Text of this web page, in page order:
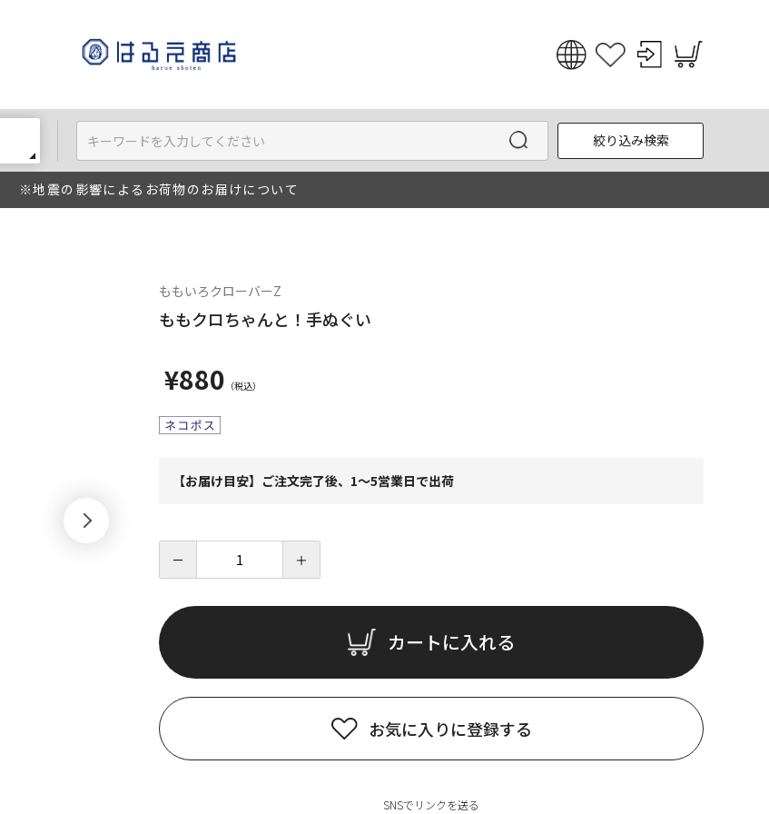
English
한국어
絞り込み検索
※地震の影響によるお荷物のお届けについて
ももいろクローバーZ
ももクロちゃんと！手ぬぐい
¥880
【お届け目安】ご注文完了後、1～5営業日で出荷
－ ＋
カートに入れる
お気に入りに登録する
SNSでリンクを送る